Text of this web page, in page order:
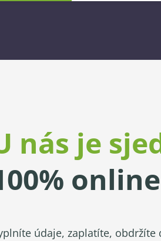
nás je
online
údaje, zaplatíte,